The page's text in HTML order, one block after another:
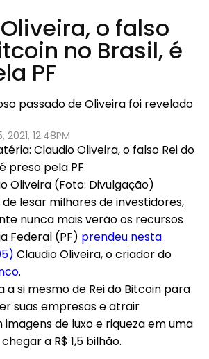
o falso
no Brasil, é
PF
passado de Oliveira foi revelado
12:48PM
Oliveira (Foto: Divulgação)
de lesar milhares de investidores,
nunca mais verão os recursos
Federal (PF) prendeu nesta
Claudio Oliveira, o criador do
.
a si mesmo de Rei do Bitcoin para
suas empresas e atrair
de luxo e riqueza em uma
a R$ 1,5 bilhão.